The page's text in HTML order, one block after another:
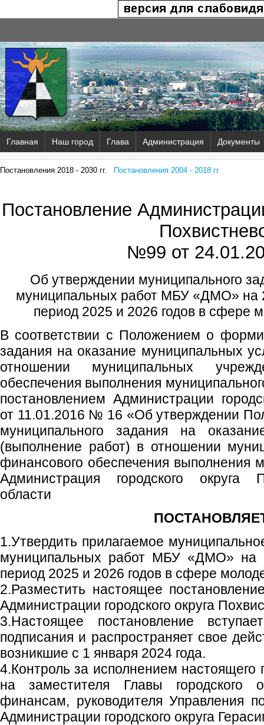
Главная Наш город Глава Администрация Документы
Постановления 2018 - 2030 гг. Постановления 2004 - 2018 гг.
Постановление
№99 от
Об утверждении муниципального
муниципальных работ МБУ «ДМО» на
период 2025 и 2026 годов в сфере
В соответствии с Положением о
задания на оказание муниципальных
отношении муниципальных
обеспечения выполнения
постановлением Администрации
от 11.01.2016 № 16 «Об утверждении
муниципального задания на
(выполнение работ) в отношении
финансового обеспечения выполнения
Администрация городского округа
области
1.Утвердить прилагаемое
муниципальных работ МБУ «ДМО» на
период 2025 и 2026 годов в сфере
2.Разместить настоящее
Администрации городского округа
3.Настоящее постановление
подписания и распространяет свое
возникшие с 1 января 2024 года.
4.Контроль за исполнением настоящего
на заместителя Главы городского
финансам, руководителя Управления
Администрации городского округа